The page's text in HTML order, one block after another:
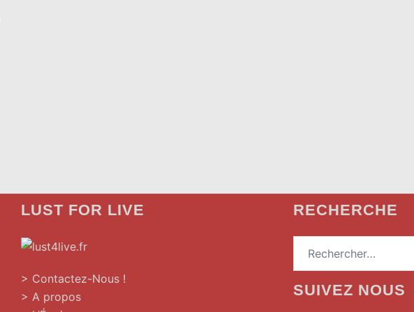
LUST FOR LIVE
> Contactez-Nous !
> A propos
RECHERCHE
SUIVEZ NOUS